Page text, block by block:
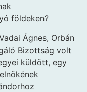
földeken?
Ágnes, Orbán
Bizottság volt
küldött, egy